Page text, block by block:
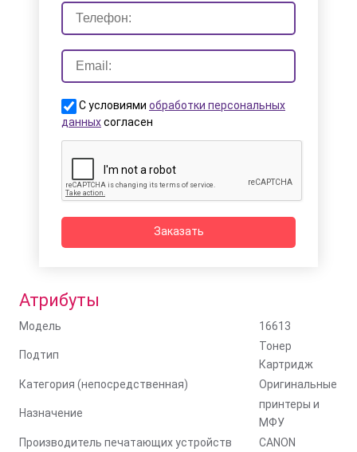
С условиями обработки персональных
данныхсогласен
Заказать
Атрибуты
Модель 16613
Подтип
Тонер
Картридж
Категория (непосредственная)
Оригинальные
Назначение
принтеры и
МФУ
Производитель печатающих устройств
CANON